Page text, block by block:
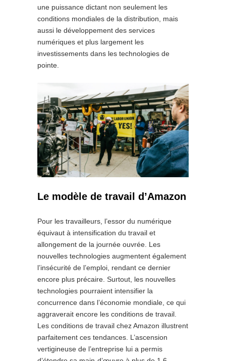
une puissance dictant non seulement les
conditions mondiales de la distribution, mais
aussi le développement des services
numériques et plus largement les
investissements dans les technologies de
pointe.
Le modèle de travail d’Amazon
Pour les travailleurs, l’essor du numérique
équivaut à intensification du travail et
allongement de la journée ouvrée. Les
nouvelles technologies augmentent également
l’insécurité de l’emploi, rendant ce dernier
encore plus précaire. Surtout, les nouvelles
technologies pourraient intensifier la
concurrence dans l’économie mondiale, ce qui
aggraverait encore les conditions de travail.
Les conditions de travail chez Amazon illustrent
parfaitement ces tendances. L’ascension
vertigineuse de l’entreprise lui a permis